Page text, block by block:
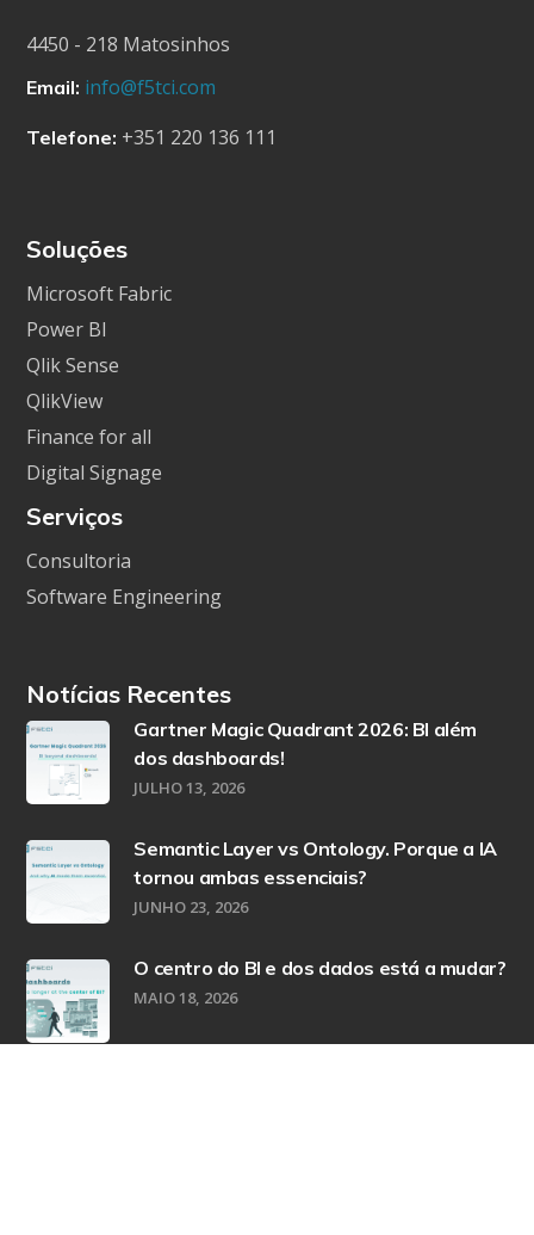
4450 - 218 Matosinhos
Email: info@f5tci.com
Telefone: +351 220 136 111
Soluções
Microsoft Fabric
Power BI
Qlik Sense
QlikView
Finance for all
Digital Signage
Serviços
Consultoria
Software Engineering
Notícias Recentes
Gartner Magic Quadrant 2026: BI além
dos dashboards!
JULHO 13, 2026
Semantic Layer vs Ontology. Porque a IA
tornou ambas essenciais?
JUNHO 23, 2026
O centro do BI e dos dados está a mudar?
MAIO 18, 2026